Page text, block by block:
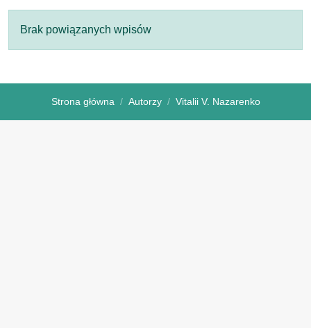
Brak powiązanych wpisów
Strona główna Autorzy Vitalii V. Nazarenko